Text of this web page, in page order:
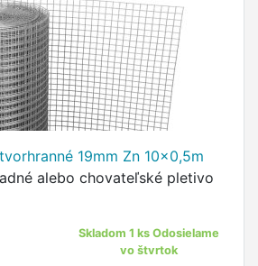
19mm Zn 10x0,5m
alebo chovateľské pletivo
Skladom 1 ks Odosielame
vo štvrtok